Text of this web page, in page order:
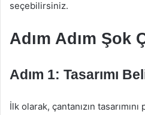
seçebilirsiniz.
Adım Adım Şok
Adım 1: Tasarımı
İlk olarak, çantanızın